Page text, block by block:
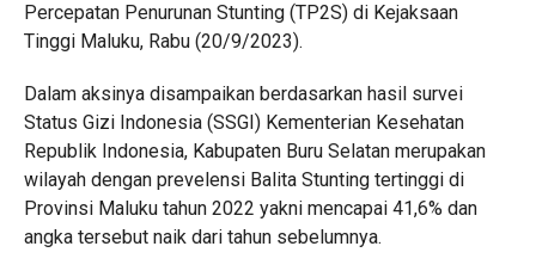
Percepatan Penurunan Stunting (TP2S) di Kejaksaan
Tinggi Maluku, Rabu (20/9/2023).
Dalam aksinya disampaikan berdasarkan hasil survei
Status Gizi Indonesia (SSGI) Kementerian Kesehatan
Republik Indonesia, Kabupaten Buru Selatan merupakan
wilayah dengan prevelensi Balita Stunting tertinggi di
Provinsi Maluku tahun 2022 yakni mencapai 41,6% dan
angka tersebut naik dari tahun sebelumnya.